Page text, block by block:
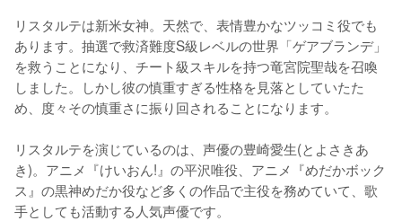
リスタルテは新米女神。天然で、表情豊かなツッコミ役でも
あります。抽選で救済難度S級レベルの世界「ゲアブランデ」
を救うことになり、チート級スキルを持つ竜宮院聖哉を召喚
しました。しかし彼の慎重すぎる性格を見落としていたた
め、度々その慎重さに振り回されることになります。
リスタルテを演じているのは、声優の豊崎愛生(とよさきあ
き)。アニメ『けいおん!』の平沢唯役、アニメ『めだかボック
ス』の黒神めだか役など多くの作品で主役を務めていて、歌
手としても活動する人気声優です。